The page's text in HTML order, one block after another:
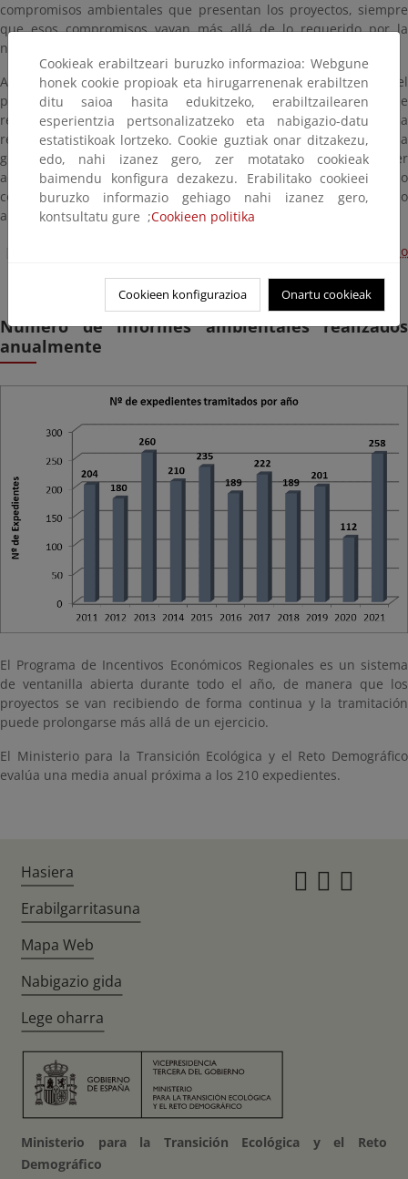
compromisos ambientales que presentan los proyectos, siempre
que esos compromisos vayan más allá de lo requerido por la
norma.
Así, se estudian las mejoras ambientales que incorpora el
proyecto en diversas materias como pueden ser: la gestión de
residuos, aguas residuales y/o emisiones a la atmósfera, la
reducción del consumo de agua, energía y materias primas, la
gestión del ciclo de vida del producto, así como cualquier
actuación, no exigida administrativamente, para prevenir o
corregir sus potenciales efectos negativos sobre el medio
ambiente.
Subdirección General de Incentivos Regionales del Ministerio
de Hacienda.
Número de informes ambientales realizados
anualmente
El Programa de Incentivos Económicos Regionales es un sistema
de ventanilla abierta durante todo el año, de manera que los
proyectos se van recibiendo de forma continua y la tramitación
puede prolongarse más allá de un ejercicio.
El Ministerio para la Transición Ecológica y el Reto Demográfico
evalúa una media anual próxima a los 210 expedientes.
Cookieak erabiltzeari buruzko informazioa: Webgune
honek cookie propioak eta hirugarrenenak erabiltzen
ditu saioa hasita edukitzeko, erabiltzailearen
esperientzia pertsonalizatzeko eta nabigazio-datu
estatistikoak lortzeko. Cookie guztiak onar ditzakezu,
edo, nahi izanez gero, zer motatako cookieak
baimendu konfigura dezakezu. Erabilitako cookieei
buruzko informazio gehiago nahi izanez gero,
kontsultatu gure ;Cookieen politika
Cookieen konfigurazioa Onartu cookieak
Hasiera
Erabilgarritasuna
Mapa Web
Nabigazio gida
Lege oharra
Ministerio para la Transición Ecológica y el Reto
Demográfico